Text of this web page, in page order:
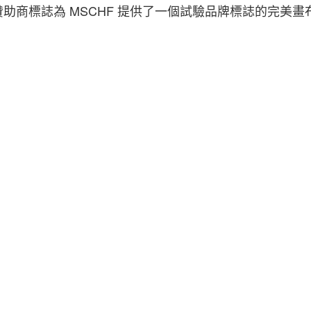
商標誌為 MSCHF 提供了一個試驗品牌標誌的完美畫